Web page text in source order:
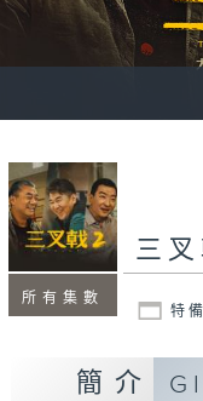
所有集數
三
特
簡介